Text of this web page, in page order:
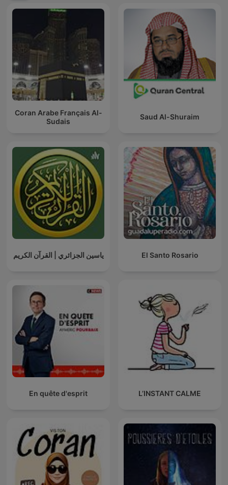
Coran Arabe Français Al-
Sudais
Saud Al-Shuraim
ياسين الجزائري | القرآن الكريم El Santo Rosario
En quête d'esprit L’INSTANT CALME